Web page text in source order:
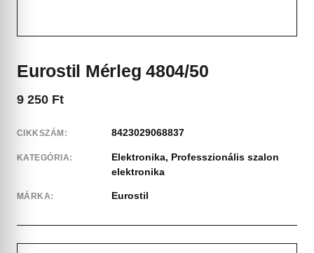
Eurostil Mérleg 4804/50
9 250 Ft
CIKKSZÁM: 8423029068837
KATEGÓRIA: Elektronika, Professzionális szalon
elektronika
MÁRKA: Eurostil